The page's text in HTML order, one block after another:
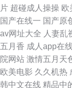
观看 瑟瑟91 www69
碰免费公开成人97
欧美久久成人精品
片 超碰成人操操 欧
国产在线一 国产原
av网址大全 人妻乱
五月香 成人app在
院网站 激情五月天
欧美电影 久久机热
韩中文在线 精品中